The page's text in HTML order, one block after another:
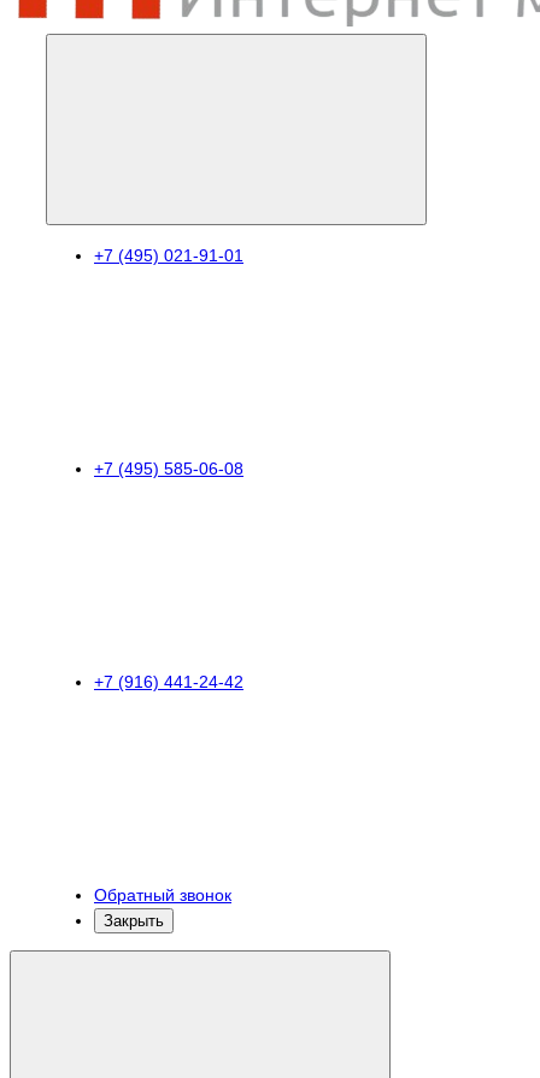
+7 (495) 021-91-01
+7 (495) 585-06-08
+7 (916) 441-24-42
Обратный звонок
Закрыть